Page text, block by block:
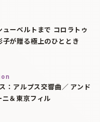
ーベルトまで コロラトゥ
が贈る極上のひととき
：アルプス交響曲／ アンド
ニ＆東京フィル